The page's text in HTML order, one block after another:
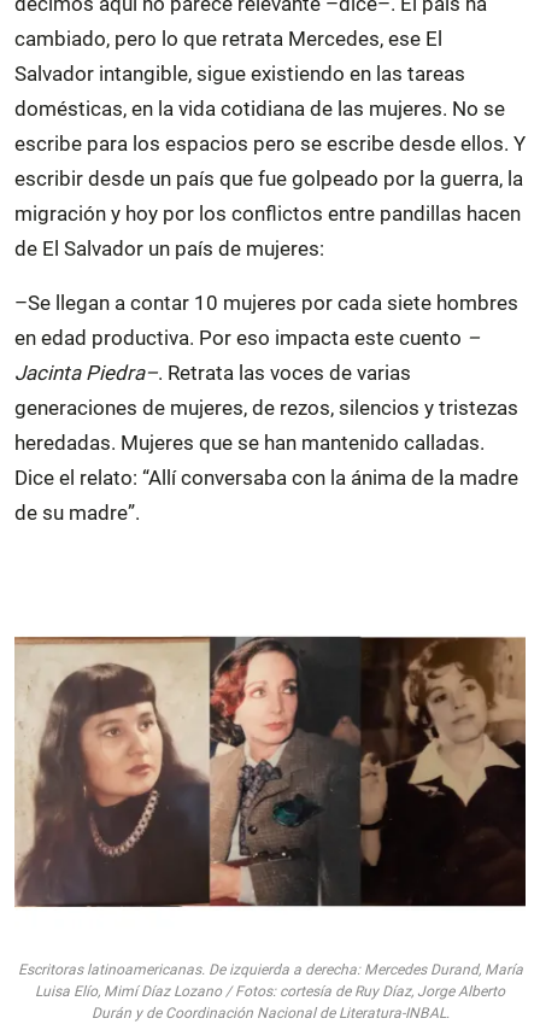
cambiado, pero lo que retrata Mercedes, ese El
Salvador intangible, sigue existiendo en las tareas
domésticas, en la vida cotidiana de las mujeres. No se
escribe para los espacios pero se escribe desde ellos. Y
escribir desde un país que fue golpeado por la guerra, la
migración y hoy por los conflictos entre pandillas hacen
de El Salvador un país de mujeres:
–Se llegan a contar 10 mujeres por cada siete hombres
en edad productiva. Por eso impacta este cuento –
Jacinta Piedra–. Retrata las voces de varias
generaciones de mujeres, de rezos, silencios y tristezas
heredadas. Mujeres que se han mantenido calladas.
Dice el relato: “Allí conversaba con la ánima de la madre
de su madre”.
Escritoras latinoamericanas. De izquierda a derecha: Mercedes Durand, María
Luisa Elío, Mimí Díaz Lozano / Fotos: cortesía de Ruy Díaz, Jorge Alberto
Durán y de Coordinación Nacional de Literatura-INBAL.